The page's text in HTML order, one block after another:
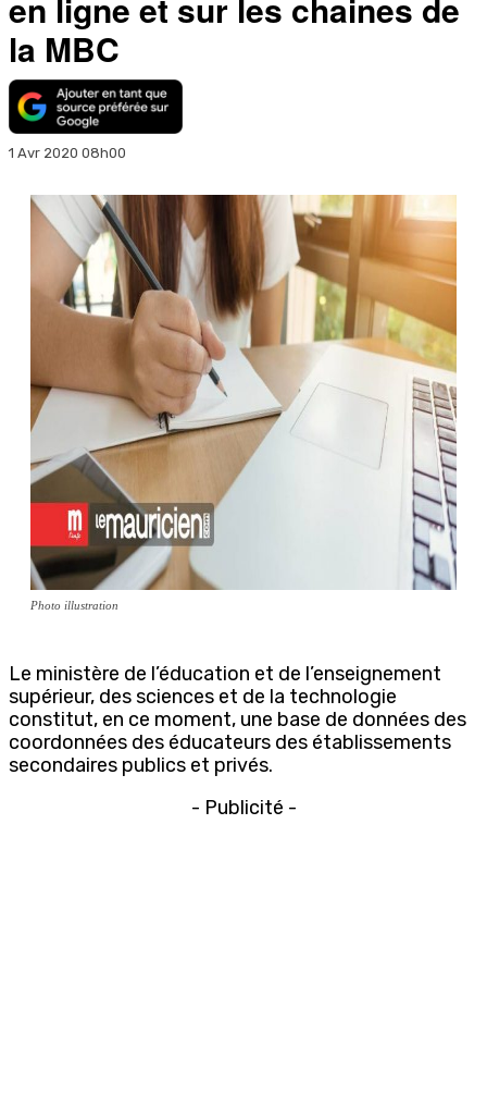
la MBC
1 Avr 2020 08h00
Photo illustration
Le ministère de l’éducation et de l’enseignement
supérieur, des sciences et de la technologie
constitut, en ce moment, une base de données des
coordonnées des éducateurs des établissements
secondaires publics et privés.
- Publicité -